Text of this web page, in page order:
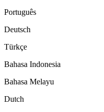
Português
Deutsch
Türkçe
Bahasa Indonesia
Bahasa Melayu
Dutch